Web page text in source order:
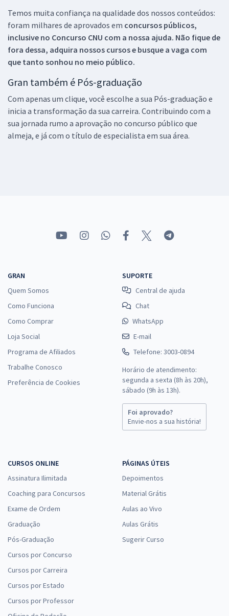
Temos muita confiança na qualidade dos nossos conteúdos:
foram milhares de aprovados em concursos públicos,
inclusive no Concurso CNU com a nossa ajuda. Não fique de
fora dessa, adquira nossos cursos e busque a vaga com
que tanto sonhou no meio público.
Gran também é Pós-graduação
Com apenas um clique, você escolhe a sua Pós-graduação e
inicia a transformação da sua carreira. Contribuindo com a
sua jornada rumo a aprovação no concurso público que
almeja, e já com o título de especialista em sua área.
GRAN
Quem Somos
Como Funciona
Como Comprar
Loja Social
Programa de Afiliados
Trabalhe Conosco
Preferência de Cookies
SUPORTE
Central de ajuda
Chat
WhatsApp
E-mail
Telefone: 3003-0894
Horário de atendimento:
segunda a sexta (8h às 20h),
sábado (9h às 13h).
Foi aprovado?
Envie-nos a sua história!
CURSOS ONLINE
Assinatura Ilimitada
Coaching para Concursos
Exame de Ordem
Graduação
Pós-Graduação
Cursos por Concurso
Cursos por Carreira
Cursos por Estado
Cursos por Professor
PÁGINAS ÚTEIS
Depoimentos
Material Grátis
Aulas ao Vivo
Aulas Grátis
Sugerir Curso